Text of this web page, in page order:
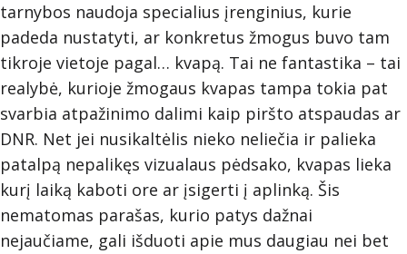
tarnybos naudoja specialius įrenginius, kurie
padeda nustatyti, ar konkretus žmogus buvo tam
tikroje vietoje pagal… kvapą. Tai ne fantastika – tai
realybė, kurioje žmogaus kvapas tampa tokia pat
svarbia atpažinimo dalimi kaip piršto atspaudas ar
DNR. Net jei nusikaltėlis nieko neliečia ir palieka
patalpą nepalikęs vizualaus pėdsako, kvapas lieka
kurį laiką kaboti ore ar įsigerti į aplinką. Šis
nematomas parašas, kurio patys dažnai
nejaučiame, gali išduoti apie mus daugiau nei bet